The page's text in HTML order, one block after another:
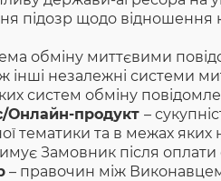
підозр щодо відношення
обміну миттєвими
інші незалежні системи
систем обміну
Онлайн-продукт–
тематики та в межах
Замовник після
– правочин між